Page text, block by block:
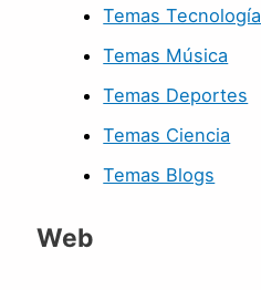
Temas Tecnología
Temas Música
Temas Deportes
Temas Ciencia
Temas Blogs
Web